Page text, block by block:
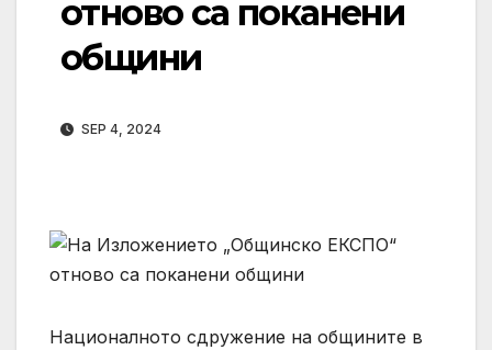
отново са поканени
общини
SEP 4, 2024
Националното сдружение на общините в